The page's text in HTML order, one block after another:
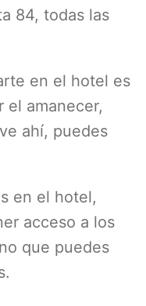
84, todas las
en el hotel es
el amanecer,
ahí, puedes
en el hotel,
acceso a los
que puedes